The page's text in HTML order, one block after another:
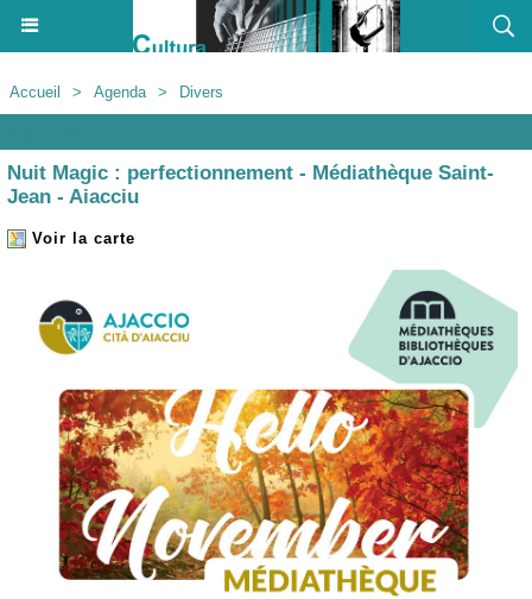
Accueil > Agenda > Divers
Nuit Magic : perfectionnement - Médiathèque Saint-
Jean - Aiacciu
Voir la carte